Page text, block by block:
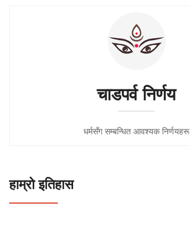
चाडपर्व निर्णय
धर्मसँग सम्बन्धित आवश्यक निर्णयहरू
हाम्रो इतिहास